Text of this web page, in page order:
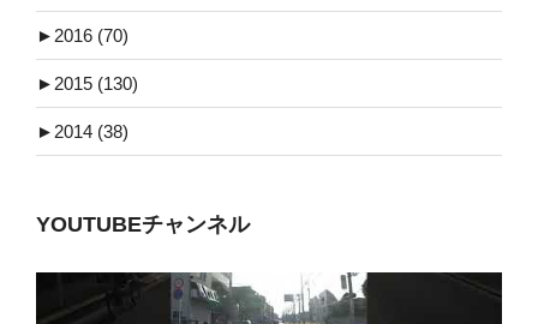
► 2016 (70)
► 2015 (130)
► 2014 (38)
YOUTUBEチャンネル